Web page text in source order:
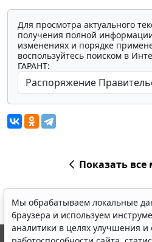
Для просмотра актуального
получения полной
изменениях и порядке
воспользуйтесь поиском в
ГАРАНТ:
Показать
Мы обрабатываем локальные
браузера и используем
аналитики в целях улучшения и